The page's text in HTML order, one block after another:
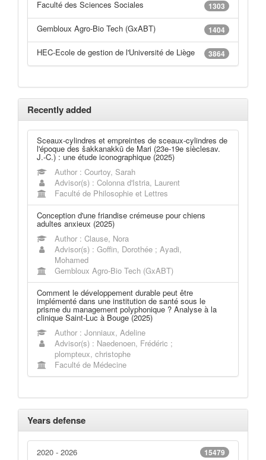
Faculté des Sciences Sociales 1303
Gembloux Agro-Bio Tech (GxABT) 1404
HEC-Ecole de gestion de l'Université de Liège 3864
Recently added
Sceaux-cylindres et empreintes de sceaux-cylindres de
l'époque des šakkanakkū de Mari (23e-19e sièclesav.
J.-C.) : une étude iconographique (2025)
Author : Courtoy, Sarah
Advisor(s) : Colonna d'Istria, Laurent
Faculté de Philosophie et Lettres
Conception d'une friandise crémeuse pour chiens
adultes anxieux (2025)
Author : Clause, Nora
Advisor(s) : Goffin, Dorothée ; Ayadi,
Mohamed
Gembloux Agro-Bio Tech (GxABT)
Comment le développement durable peut être
implémenté dans une institution de santé sous le
prisme du management polyphonique ? Analyse à la
clinique Saint-Luc à Bouge (2025)
Author : Jonniaux, Adeline
Advisor(s) : Naedenoen, Frédéric ;
plompteux, christophe
Faculté de Médecine
Years defense
15479
2020 - 2026